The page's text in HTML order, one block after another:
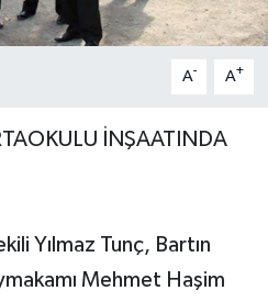
A- A+
İNŞAATINDA
Yılmaz Tunç, Bartın
Mehmet Haşim